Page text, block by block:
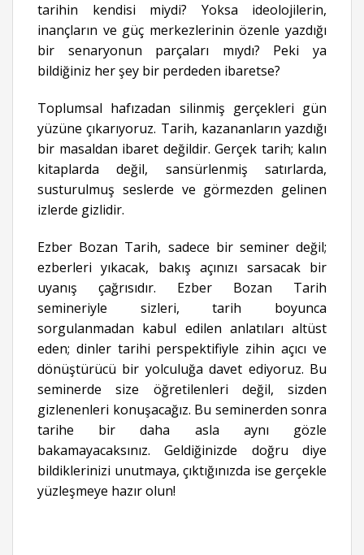
tarihin kendisi miydi? Yoksa ideolojilerin,
inançların ve güç merkezlerinin özenle yazdığı
bir senaryonun parçaları mıydı? Peki ya
bildiğiniz her şey bir perdeden ibaretse?
Toplumsal hafızadan silinmiş gerçekleri gün
yüzüne çıkarıyoruz. Tarih, kazananların yazdığı
bir masaldan ibaret değildir. Gerçek tarih; kalın
kitaplarda değil, sansürlenmiş satırlarda,
susturulmuş seslerde ve görmezden gelinen
izlerde gizlidir.
Ezber Bozan Tarih, sadece bir seminer değil;
ezberleri yıkacak, bakış açınızı sarsacak bir
uyanış çağrısıdır. Ezber Bozan Tarih
semineriyle sizleri, tarih boyunca
sorgulanmadan kabul edilen anlatıları altüst
eden; dinler tarihi perspektifiyle zihin açıcı ve
dönüştürücü bir yolculuğa davet ediyoruz. Bu
seminerde size öğretilenleri değil, sizden
gizlenenleri konuşacağız. Bu seminerden sonra
tarihe bir daha asla aynı gözle
bakamayacaksınız. Geldiğinizde doğru diye
bildiklerinizi unutmaya, çıktığınızda ise gerçekle
yüzleşmeye hazır olun!